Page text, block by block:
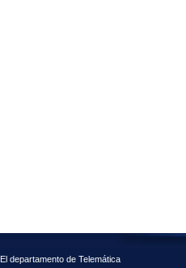
El departamento de Telemática